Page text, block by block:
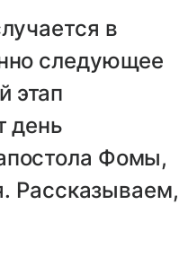
в
следующее
этап
день
Фомы,
Рассказываем,